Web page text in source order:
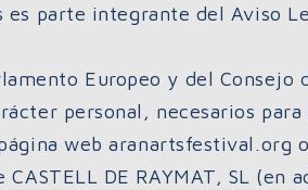
parte integrante del Aviso
Europeo y del Consejo
personal, necesarios
web aranartsfestival.org
DE RAYMAT, SL (en